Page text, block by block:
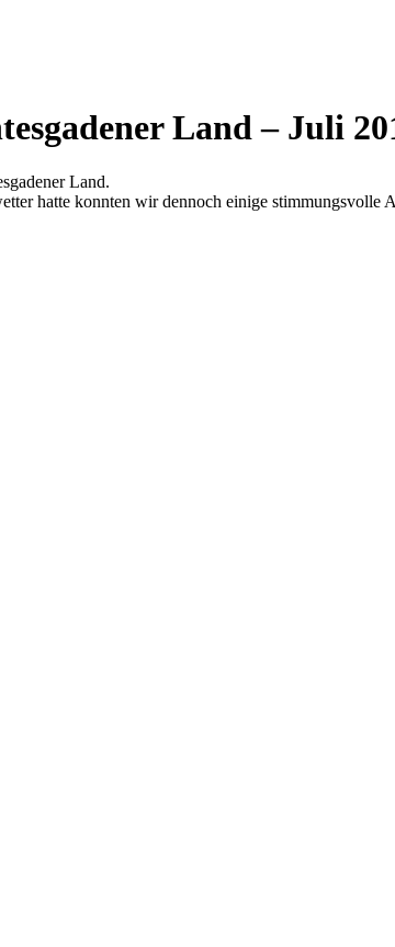
Land – Juli
Land.
hatte konnten wir dennoch einige stimmungsvolle